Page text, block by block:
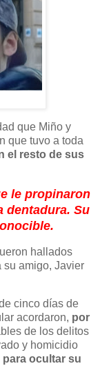
que Miño y
que tuvo a toda
el resto de sus
le propinaron
dentadura. Su
hallados
su amigo, Javier
cinco días de
acordaron, por
de los delitos
y homicidio
para ocultar su